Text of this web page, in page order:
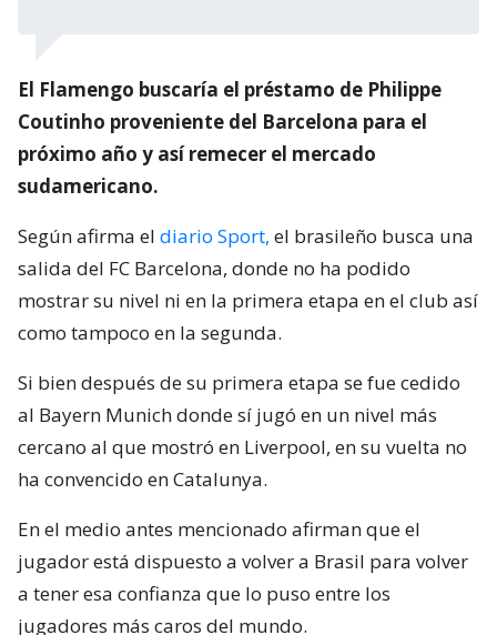
El Flamengo buscaría el préstamo de Philippe
Coutinho proveniente del Barcelona para el
próximo año y así remecer el mercado
sudamericano.
Según afirma el diario Sport, el brasileño busca una
salida del FC Barcelona, donde no ha podido
mostrar su nivel ni en la primera etapa en el club así
como tampoco en la segunda.
Si bien después de su primera etapa se fue cedido
al Bayern Munich donde sí jugó en un nivel más
cercano al que mostró en Liverpool, en su vuelta no
ha convencido en Catalunya.
En el medio antes mencionado afirman que el
jugador está dispuesto a volver a Brasil para volver
a tener esa confianza que lo puso entre los
jugadores más caros del mundo.